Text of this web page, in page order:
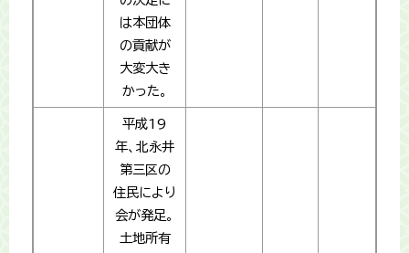
は本団体
の貢献が
大変大き
かった。
平成19
年、北永井
第三区の
住民により
会が発足。
土地所有